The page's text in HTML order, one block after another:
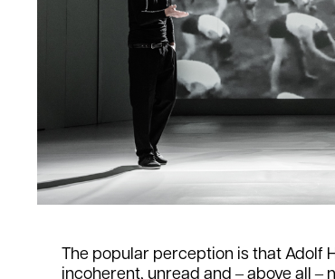
The popular perception is that Adolf
incoherent, unread and ‒ above all